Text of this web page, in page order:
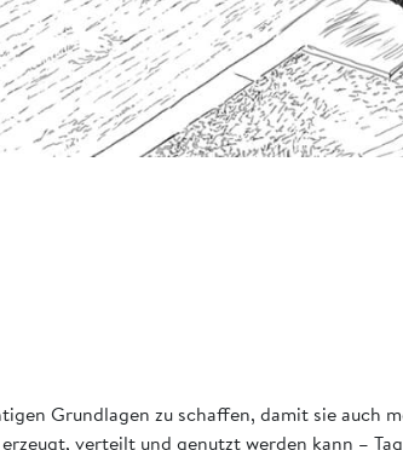
Grundlagen zu schaffen, damit sie auch
verteilt und genutzt werden kann –